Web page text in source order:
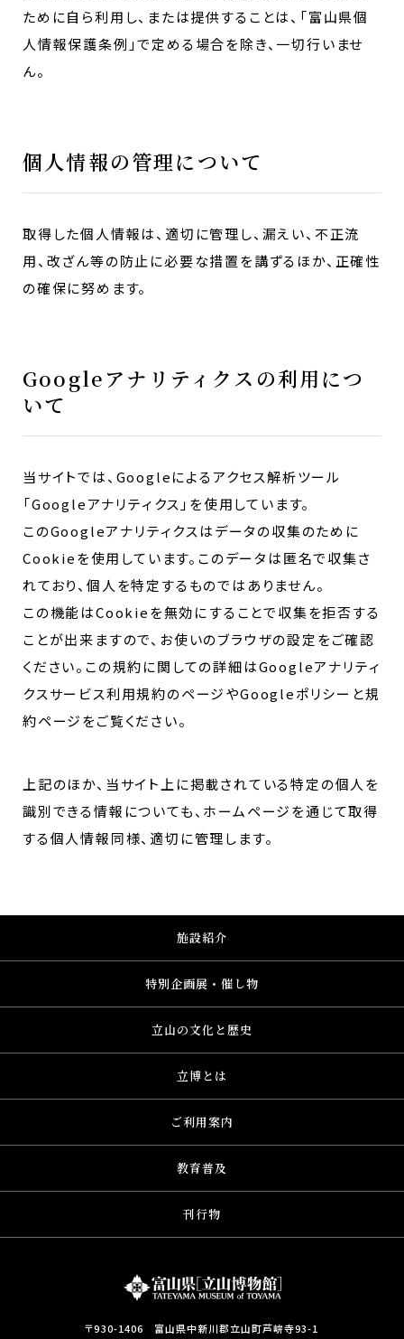
ために自ら利用し、または提供することは、「富山県個
人情報保護条例」で定める場合を除き、一切行いませ
ん。
個人情報の管理について
取得した個人情報は、適切に管理し、漏えい、不正流
用、改ざん等の防止に必要な措置を講ずるほか、正確性
の確保に努めます。
Googleアナリティクスの利用につ
いて
当サイトでは、Googleによるアクセス解析ツール
「Googleアナリティクス」を使用しています。
このGoogleアナリティクスはデータの収集のために
Cookieを使用しています。このデータは匿名で収集さ
れており、個人を特定するものではありません。
この機能はCookieを無効にすることで収集を拒否する
ことが出来ますので、お使いのブラウザの設定をご確認
ください。この規約に関しての詳細はGoogleアナリティ
クスサービス利用規約のページやGoogleポリシーと規
約ページをご覧ください。
上記のほか、当サイト上に掲載されている特定の個人を
識別できる情報についても、ホームページを通じて取得
する個人情報同様、適切に管理します。
施設紹介
特別企画展・催し物
立山の文化と歴史
立博とは
ご利用案内
教育普及
刊行物
〒930-1406 富山県中新川郡立山町芦峅寺93-1